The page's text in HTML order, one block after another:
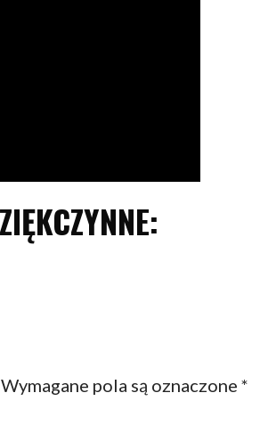
Wymagane pola są oznaczone*